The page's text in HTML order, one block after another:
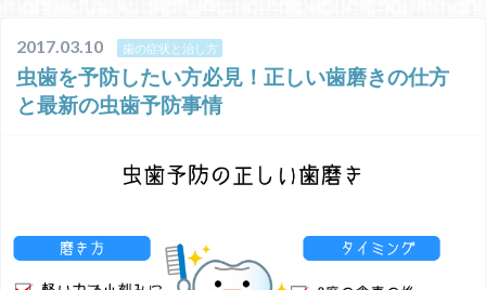
2017.03.10 歯の症状と治し方
虫歯を予防したい方必見！正しい歯磨きの仕方
と最新の虫歯予防事情